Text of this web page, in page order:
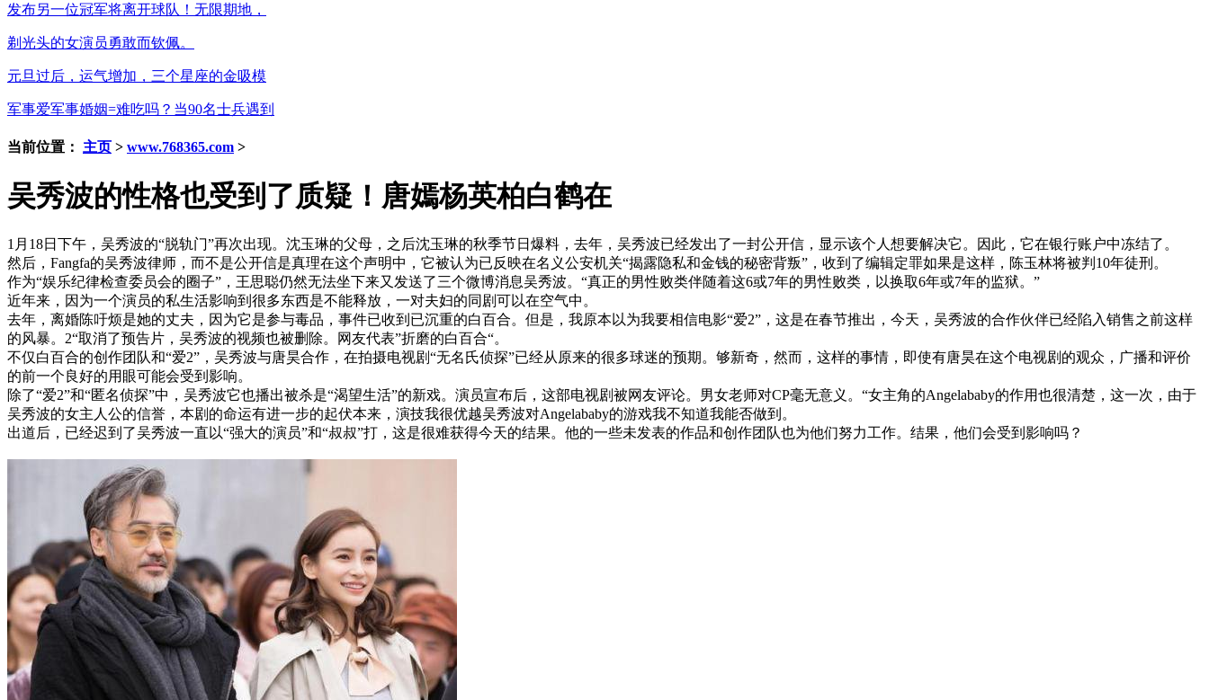
发布另一位冠军将离开球队！无限期地，
剃光头的女演员勇敢而钦佩。
元旦过后，运气增加，三个星座的金吸模
军事爱军事婚姻=难吃吗？当90名士兵遇到
当前位置： 主页 > www.768365.com >
吴秀波的性格也受到了质疑！唐嫣杨英柏白鹤在
1月18日下午，吴秀波的“脱轨门”再次出现。沈玉琳的父母，之后沈玉琳的秋季节日爆料，去年，吴秀波已经发出了一封公开信，显示该个人想要解决它。因此，它在银行账户中冻结了。
然后，Fangfa的吴秀波律师，而不是公开信是真理在这个声明中，它被认为已反映在名义公安机关“揭露隐私和金钱的秘密背叛”，收到了编辑定罪如果是这样，陈玉林将被判10年徒刑。
作为“娱乐纪律检查委员会的圈子”，王思聪仍然无法坐下来又发送了三个微博消息吴秀波。“真正的男性败类伴随着这6或7年的男性败类，以换取6年或7年的监狱。”
近年来，因为一个演员的私生活影响到很多东西是不能释放，一对夫妇的同剧可以在空气中。
去年，离婚陈吁烦是她的丈夫，因为它是参与毒品，事件已收到已沉重的白百合。但是，我原本以为我要相信电影“爱2”，这是在春节推出，今天，吴秀波的合作伙伴已经陷入销售之前这样
的风暴。2“取消了预告片，吴秀波的视频也被删除。网友代表”折磨的白百合“。
不仅白百合的创作团队和“爱2”，吴秀波与唐昊合作，在拍摄电视剧“无名氏侦探”已经从原来的很多球迷的预期。够新奇，然而，这样的事情，即使有唐昊在这个电视剧的观众，广播和评价
的前一个良好的用眼可能会受到影响。
除了“爱2”和“匿名侦探”中，吴秀波它也播出被杀是“渴望生活”的新戏。演员宣布后，这部电视剧被网友评论。男女老师对CP毫无意义。“女主角的Angelababy的作用也很清楚，这一次，由于
吴秀波的女主人公的信誉，本剧的命运有进一步的起伏本来，演技我很优越吴秀波对Angelababy的游戏我不知道我能否做到。
出道后，已经迟到了吴秀波一直以“强大的演员”和“叔叔”打，这是很难获得今天的结果。他的一些未发表的作品和创作团队也为他们努力工作。结果，他们会受到影响吗？